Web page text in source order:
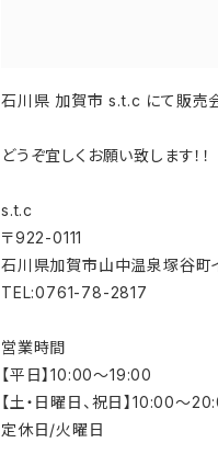
石川県 加賀市 s.t.c にて販売会
どうぞ宜しくお願い致します！！
s.t.c
〒922-0111
石川県加賀市山中温泉塚谷町
TEL:0761-78-2817
営業時間
【平日】10:00～19:00
【土・日曜日、祝日】10:00～
定休日/火曜日